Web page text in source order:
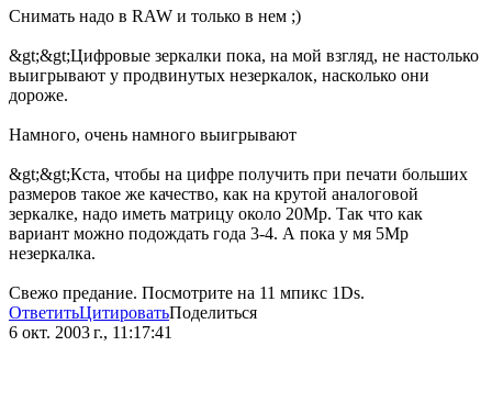
Снимать надо в RAW и только в нем ;)
&gt;&gt;Цифровые зеркалки пока, на мой взгляд, не настолько
выигрывают у продвинутых незеркалок, насколько они
дороже.
Намного, очень намного выигрывают
&gt;&gt;Кста, чтобы на цифре получить при печати больших
размеров такое же качество, как на крутой аналоговой
зеркалке, надо иметь матрицу около 20Mp. Так что как
вариант можно подождать года 3-4. А пока у мя 5Mp
незеркалка.
Свежо предание. Посмотрите на 11 мпикс 1Ds.
ОтветитьЦитироватьПоделиться
6 окт. 2003 г., 11:17:41